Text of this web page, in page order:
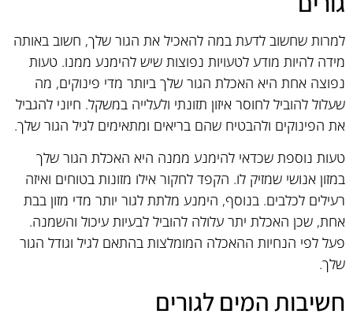
למרות שחשוב לדעת במה להאכיל את הגור שלך, חשוב באותה
מידה להיות מודע לטעויות נפוצות שיש להימנע ממנו. טעות
נפוצה אחת היא האכלת הגור שלך ביותר מדי פינוקים, מה
שעלול להוביל לחוסר איזון תזונתי ולעלייה במשקל. חיוני להגביל
את הפינוקים ולהבטיח שהם בריאים ומתאימים לגיל הגור שלך.
טעות נוספת שכדאי להימנע ממנה היא האכלת הגור שלך
במזון אנושי שמזיק לו. הקפד לחקור אילו מזונות בטוחים ואיזה
רעילים לכלבים. בנוסף, הימנע מלתת לגור יותר מדי מזון בבת
אחת, שכן האכלת יתר עלולה להוביל לבעיות עיכול והשמנה.
פעל לפי הנחיות ההאכלה המומלצות בהתאם לגיל וגודל הגור
שלך.
חשיבות המים לגורים